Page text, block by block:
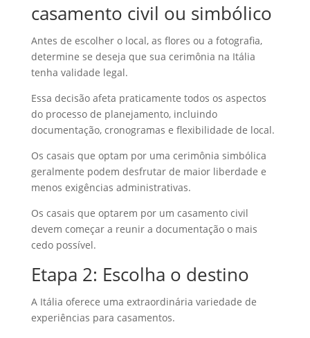
casamento civil ou simbólico
Antes de escolher o local, as flores ou a fotografia,
determine se deseja que sua cerimônia na Itália
tenha validade legal.
Essa decisão afeta praticamente todos os aspectos
do processo de planejamento, incluindo
documentação, cronogramas e flexibilidade de local.
Os casais que optam por uma cerimônia simbólica
geralmente podem desfrutar de maior liberdade e
menos exigências administrativas.
Os casais que optarem por um casamento civil
devem começar a reunir a documentação o mais
cedo possível.
Etapa 2: Escolha o destino
A Itália oferece uma extraordinária variedade de
experiências para casamentos.